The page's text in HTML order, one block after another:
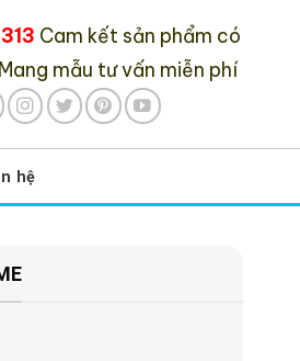
Cam kết sản phẩm có
Mang mẫu tư vấn miễn phí
hệ